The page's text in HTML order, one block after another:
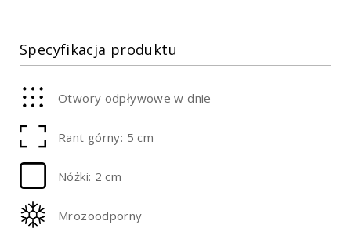
Specyfikacja produktu
Otwory odpływowe w dnie
Rant górny: 5 cm
Nóżki: 2 cm
Mrozoodporny